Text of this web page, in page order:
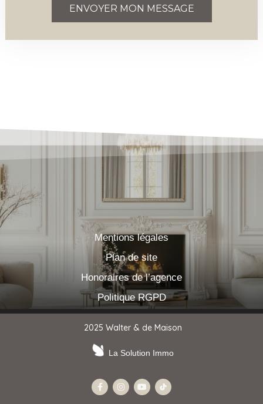
ENVOYER MON MESSAGE
Mentions légales
Plan de site
Honoraires de l’agence
Politique RGPD
2025 Walter & de Maison
La Solution Immo